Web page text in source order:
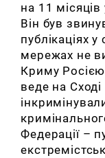
на 11
Він був
публікаціях
мережах не
Криму Росією
веде на
Федерації –